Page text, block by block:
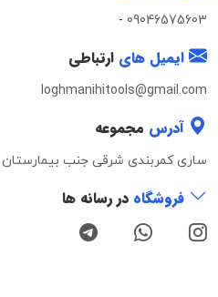
09046575603
-
ایمیل های ارتباطی
loghmanihitools@gmail.com
آدرس مجموعه
ساری کمربندی شرقی جنب بیمارستان
فروشگاه در رسانه ها